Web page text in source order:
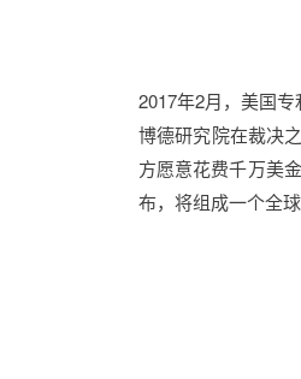
2017年2月，美国
博德研究院在裁决
方愿意花费千万美
布，将组成一个全